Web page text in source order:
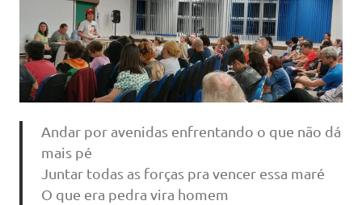
Andar por avenidas enfrentando o que não dá
mais pé
Juntar todas as forças pra vencer essa maré
O que era pedra vira homem